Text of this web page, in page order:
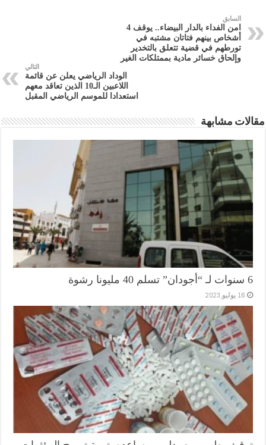
السابق
امن الفداء بالدار البيضاء.. يوقف 4
أشخاص بينهم فتاتان مشتبه في
تورطهم في قضية تتعلق بالتخدير
وإلحاق خسائر مادية بممتلكات الغير
التالي
الوداد الرياضي يعلن عن قائمة
اللاعبين الـ10 الذين تعاقد معهم
استعدادا للموسم الرياضي المقبل
مقالات مشابهة
6 سنوات لـ “أجودان” تسلم 40 مليونا رشوة
16 يوليو,2023